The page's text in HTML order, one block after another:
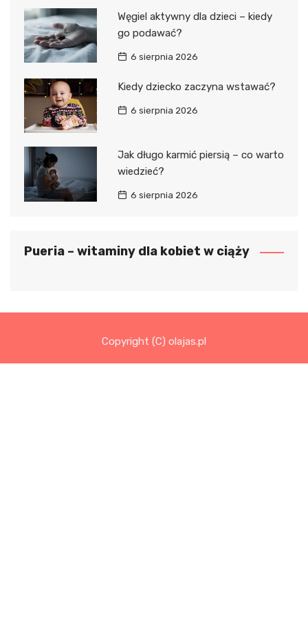
Węgiel aktywny dla dzieci – kiedy
go podawać?
6 sierpnia 2026
Kiedy dziecko zaczyna wstawać?
6 sierpnia 2026
Jak długo karmić piersią – co warto
wiedzieć?
6 sierpnia 2026
Pueria – witaminy dla kobiet w ciąży
Copyright (C) olajas.pl